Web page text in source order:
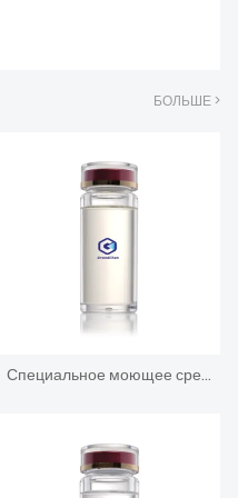
БОЛЬШЕ >
Специальное моющее средство для электрогидравлических клапанов